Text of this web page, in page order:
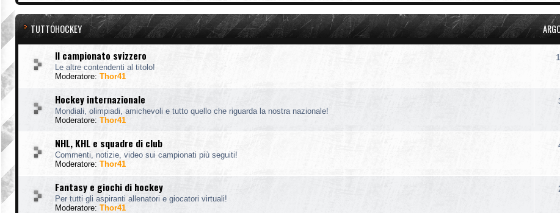
TUTTOHOCKEY
Il campionato svizzero
Le altre contendenti al titolo!
Moderatore: Thor41
Hockey internazionale
Mondiali, olimpiadi, amichevoli e tutto quello che riguarda la nostra nazionale!
Moderatore: Thor41
NHL, KHL e squadre di club
Commenti, notizie, video sui campionati più seguiti!
Moderatore: Thor41
Fantasy e giochi di hockey
Per tutti gli aspiranti allenatori e giocatori virtuali!
Moderatore: Thor41